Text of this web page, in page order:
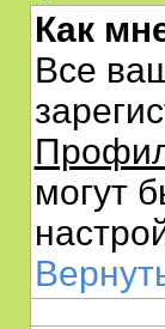
Как
Все
могут